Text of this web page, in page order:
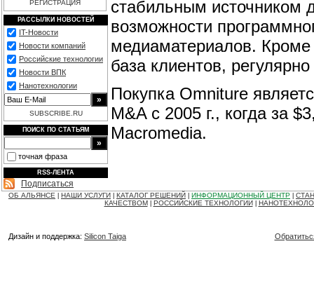
РЕГИСТРАЦИЯ
РАССЫЛКИ НОВОСТЕЙ
IT-Новости
Новости компаний
Российские технологии
Новости ВПК
Нанотехнологии
SUBSCRIBE.RU
ПОИСК ПО СТАТЬЯМ
точная фраза
RSS-ЛЕНТА
Подписаться
стабильным источником
возможности
медиаматериалов. Кроме
база клиентов,
Покупка Omniture
M&A с 2005 г., когда за
Macromedia.
ОБ АЛЬЯНСЕ НАШИ УСЛУГИ КАТАЛОГ РЕШЕНИЙ ИНФОРМАЦИОННЫЙ ЦЕНТР
КАЧЕСТВОМ
РОССИЙСКИЕ ТЕХНОЛОГИИ
Дизайн и поддержка: Silicon Taiga